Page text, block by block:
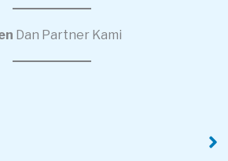
Dan Partner Kami